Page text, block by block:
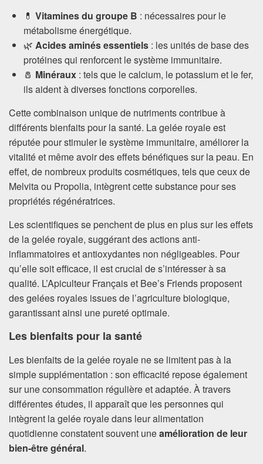
💊 Vitamines du groupe B : nécessaires pour le
métabolisme énergétique.
🌿 Acides aminés essentiels : les unités de base des
protéines qui renforcent le système immunitaire.
🧂 Minéraux : tels que le calcium, le potassium et le fer,
ils aident à diverses fonctions corporelles.
Cette combinaison unique de nutriments contribue à
différents bienfaits pour la santé. La gelée royale est
réputée pour stimuler le système immunitaire, améliorer la
vitalité et même avoir des effets bénéfiques sur la peau. En
effet, de nombreux produits cosmétiques, tels que ceux de
Melvita ou Propolia, intègrent cette substance pour ses
propriétés régénératrices.
Les scientifiques se penchent de plus en plus sur les effets
de la gelée royale, suggérant des actions anti-
inflammatoires et antioxydantes non négligeables. Pour
qu’elle soit efficace, il est crucial de s’intéresser à sa
qualité. L’Apiculteur Français et Bee’s Friends proposent
des gelées royales issues de l’agriculture biologique,
garantissant ainsi une pureté optimale.
Les bienfaits pour la santé
Les bienfaits de la gelée royale ne se limitent pas à la
simple supplémentation : son efficacité repose également
sur une consommation régulière et adaptée. À travers
différentes études, il apparaît que les personnes qui
intègrent la gelée royale dans leur alimentation
quotidienne constatent souvent uneamélioration de leur
bien-être général.